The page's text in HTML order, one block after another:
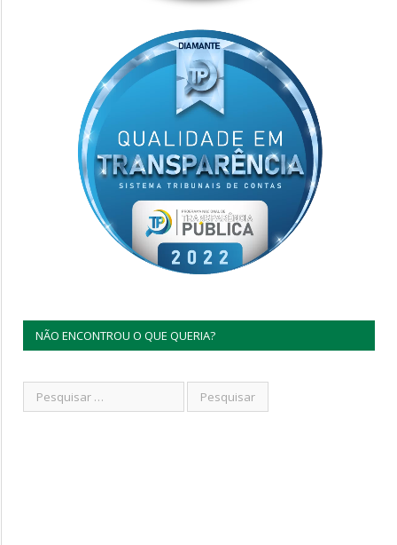
NÃO ENCONTROU O QUE QUERIA?